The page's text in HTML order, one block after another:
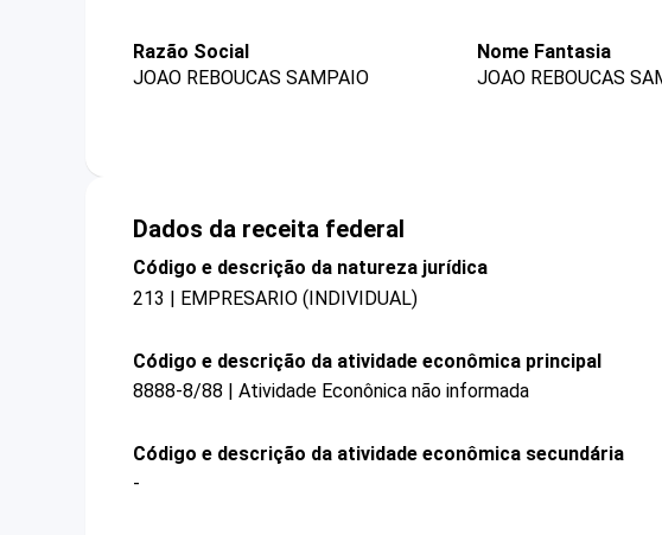
Razão Social
JOAO REBOUCAS SAMPAIO
Nome Fantasia
JOAO REBOUCAS
Dados da receita federal
Código e descrição da natureza jurídica
213 | EMPRESARIO (INDIVIDUAL)
Código e descrição da atividade econômica principal
8888-8/88 | Atividade Econônica não informada
Código e descrição da atividade econômica secundária
-